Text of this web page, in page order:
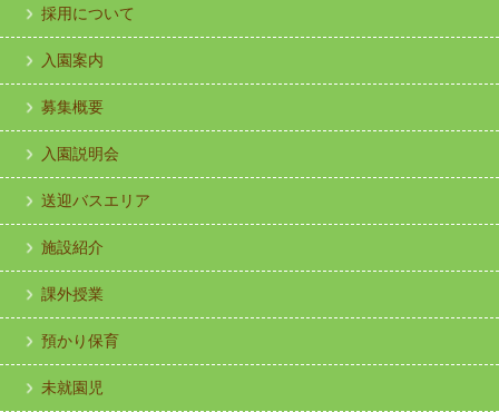
採用について
入園案内
募集概要
入園説明会
送迎バスエリア
施設紹介
課外授業
預かり保育
未就園児